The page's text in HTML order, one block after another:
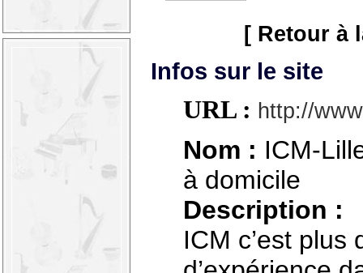
[ Retour à
Infos sur le site
URL : http://
Nom : ICM-
à domicile
Description :
ICM c’est plus